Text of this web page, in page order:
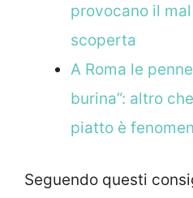
provocano il
scoperta
A Roma le
burina”: altro
piatto è
Seguendo questi